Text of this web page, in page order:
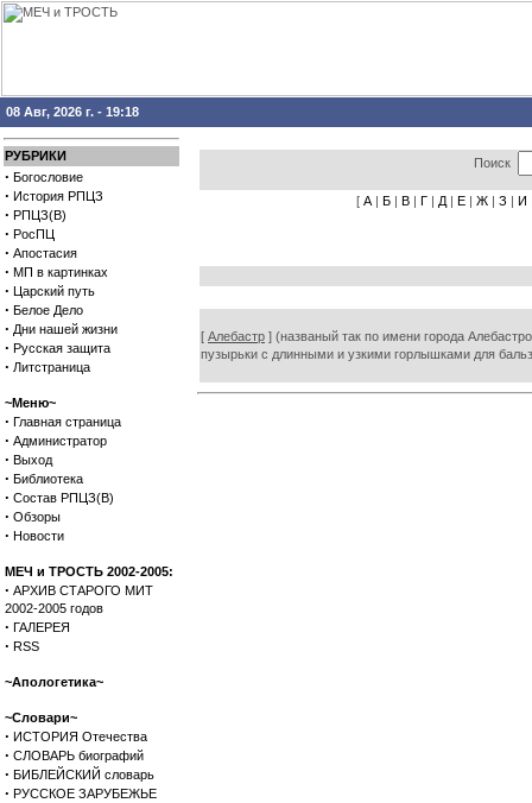
08 Авг, 2026 г. - 19:18
РУБРИКИ
· Богословие
· История РПЦЗ
· РПЦЗ(В)
· РосПЦ
· Апостасия
· МП в картинках
· Царский путь
· Белое Дело
· Дни нашей жизни
· Русская защита
· Литстраница
~Меню~
· Главная страница
· Администратор
· Выход
· Библиотека
· Состав РПЦЗ(В)
· Обзоры
· Новости
МЕЧ и ТРОСТЬ 2002-2005:
· АРХИВ СТАРОГО МИТ
2002-2005 годов
· ГАЛЕРЕЯ
· RSS
~Апологетика~
~Словари~
· ИСТОРИЯ Отечества
· СЛОВАРЬ биографий
· БИБЛЕЙСКИЙ словарь
· РУССКОЕ ЗАРУБЕЖЬЕ
Поиск
[ А | Б | В | Г | Д | Е | Ж | З | И
[ Алебастр ] (названый так по имени города
пузырьки с длинными и узкими горлышками для